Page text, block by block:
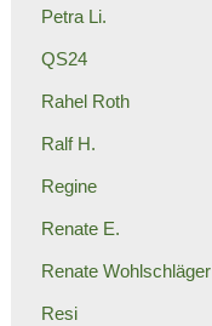
Petra Li.
QS24
Rahel Roth
Ralf H.
Regine
Renate E.
Renate Wohlschläger
Resi